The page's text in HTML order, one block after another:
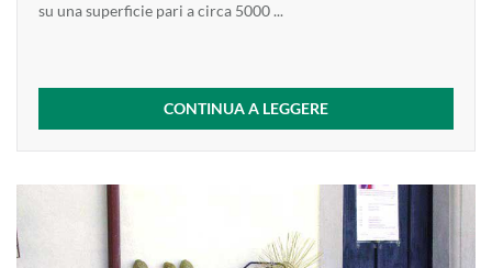
su una superficie pari a circa 5000 ...
CONTINUA A LEGGERE